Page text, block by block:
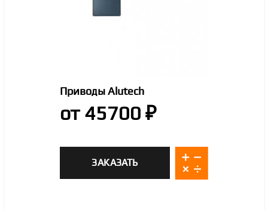
Приводы Alutech
от 45700 ₽
ЗАКАЗАТЬ